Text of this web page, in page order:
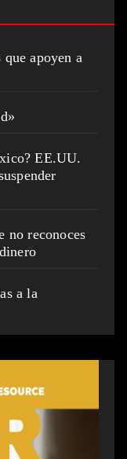
apoyen a
EE.UU.
no reconoces
a la